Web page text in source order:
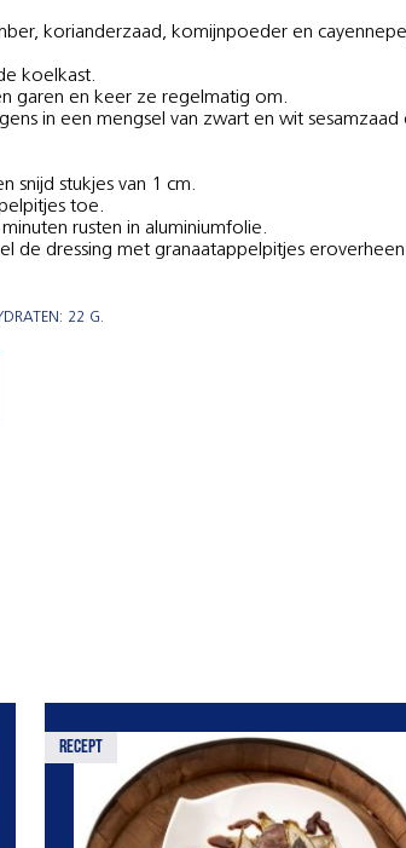
korianderzaad, komijnpoeder en
koelkast.
garen en keer ze regelmatig om.
in een mengsel van zwart en wit sesamzaad
snijd stukjes van 1 cm.
toe.
rusten in aluminiumfolie.
de dressing met granaatappelpitjes
22 G.
recept